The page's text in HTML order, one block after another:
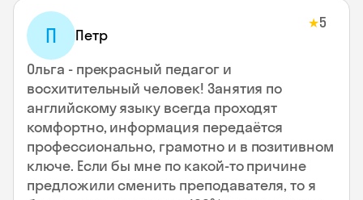
П Петр
★5
Ольга - прекрасный педагог и
восхитительный человек! Занятия по
английскому языку всегда проходят
комфортно, информация передаётся
профессионально, грамотно и в позитивном
ключе. Если бы мне по какой-то причине
предложили сменить преподавателя, то я